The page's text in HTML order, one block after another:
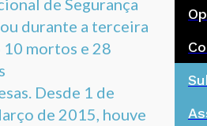
de Segurança
durante a terceira
10 mortos e 28
Desde 1 de
de 2015, houve